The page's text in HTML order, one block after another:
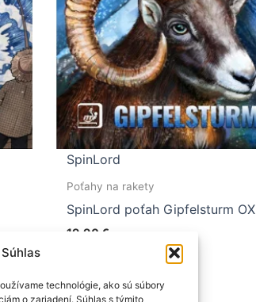
technológie, ako sú súbory
o zariadení. Súhlas s týmito
SpinLord
Poťahy na rakety
SpinLord poťah Gipfelsturm OX
19,90 €